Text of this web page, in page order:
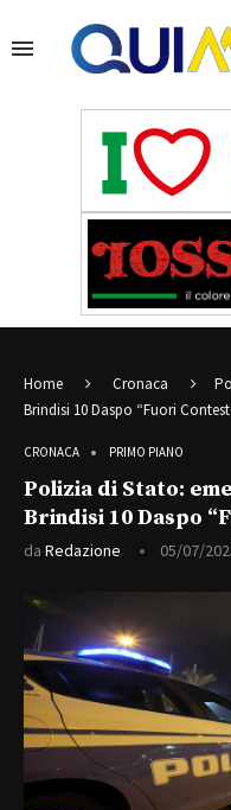
Home Cronaca
Brindisi 10 Daspo “Fuori
CRONACA PRIMO PIANO
Polizia di Stato:
Brindisi 10 Daspo
da Redazione 05/07/